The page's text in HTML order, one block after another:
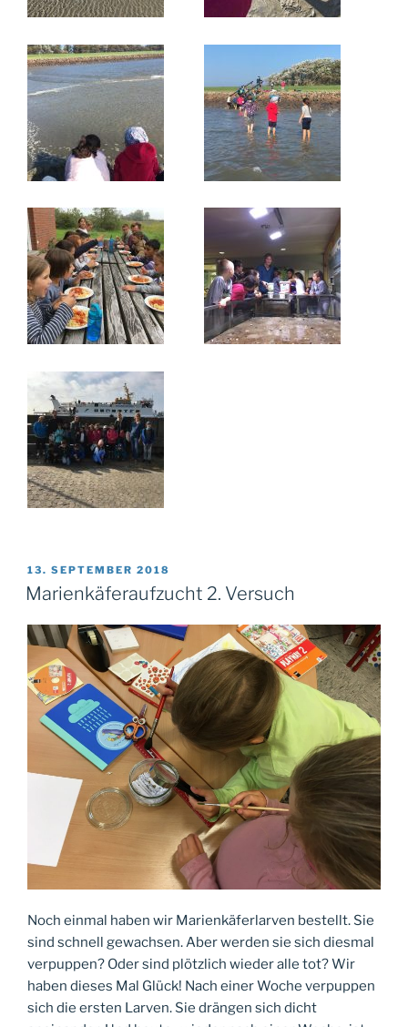
VERÖFFENTLICHT
AM
13. SEPTEMBER 2018
Marienkäferaufzucht 2. Versuch
Noch einmal haben wir Marienkäferlarven bestellt. Sie
sind schnell gewachsen. Aber werden sie sich diesmal
verpuppen? Oder sind plötzlich wieder alle tot? Wir
haben dieses Mal Glück! Nach einer Woche verpuppen
sich die ersten Larven. Sie drängen sich dicht